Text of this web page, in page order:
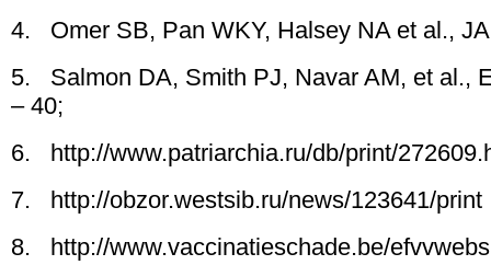
4. Omer SB, Pan WKY, Halsey NA et al.,
5. Salmon DA, Smith PJ, Navar AM, et al.,
– 40;
6. http://www.patriarchia.ru/db/print/
7. http://obzor.westsib.ru/news/123641/print
8. http://www.vaccinatieschade.be/